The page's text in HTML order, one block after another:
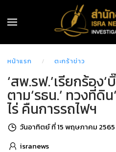
หน้าแรก ตะกร้าข่าว
‘สพ.รฟ.’เรียกร้อง
ตาม‘รธน.’ ทวงที่ดิน
ไร่ คืนการรถไฟฯ
วันอาทิตย์ ที่ 15 พฤษภาคม 2565
isranews